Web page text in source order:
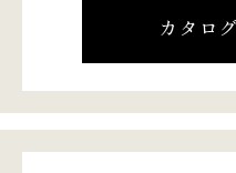
カタロ